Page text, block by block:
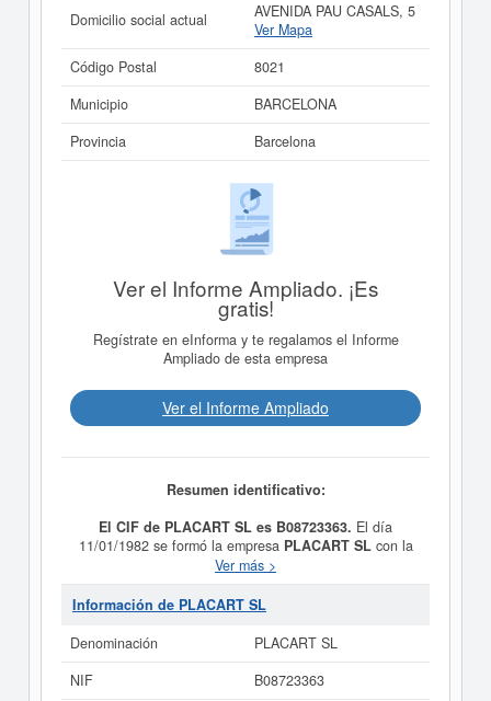
Domicilio social actual
AVENIDA PAU CASALS, 5
Ver Mapa
Código Postal
8021
Municipio
BARCELONA
Provincia
Barcelona
Ver el Informe Ampliado. ¡Es
gratis!
Regístrate en eInforma y te regalamos el Informe
Ampliado de esta empresa
Ver el Informe Ampliado
Resumen identificativo:
El CIF de PLACART SL es B08723363. El día
11/01/1982 se formó la empresa PLACART SLcon la
finalidad de LA COMERCIALIZACION DE PINTURA,
ESCULTURA Y DEMAS OBJETOS DE ARTE;
ARTESANIA, MUEBLES, ANTIGUEDADES, JOYERIA,
LITOGRAFIAS.. Está dentro de la categoría CNAE 4690
PLACART SL
se encuentra en la clasificación SIC
Ver más >
Información de PLACART SL
Denominación
PLACART SL
NIF
B08723363